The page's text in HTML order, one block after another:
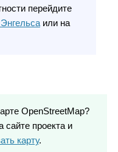
перейдите
или на
OpenStreetMap?
сайте проекта и
карту.